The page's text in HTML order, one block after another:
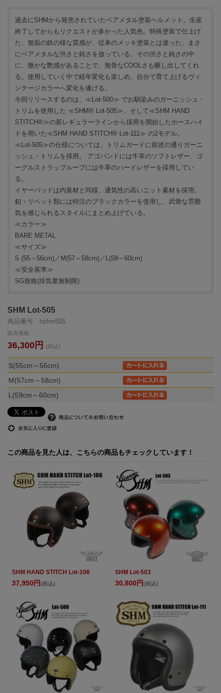
過去にSHMから発売されていたベアメタル塗装ヘルメット。生産
終了してからもリクエストが多かった人気色。特殊塗装で仕上げ
た、無垢の鉄の様な質感が、従来のメッキ塗装とは違った、まさ
にベアメタルな渋さと鈍さを放っている。その渋さと鈍さの中
に、微かな艶感があることで、無骨なCOOLさも醸し出してくれ
る。使用していく中で経年変化も楽しめ、自分で育て上げるヴィ
ンテージカラーへ変化を遂げる。
今回リリースするのは、≪Lot-500≫ でお馴染みのガーニッシュ・
トリムを使用した ≪SHM® Lot-505≫、そして≪SHM HAND
STITCH®≫の新レギュラーラインから採用を開始したホースハイ
ドを用いた≪SHM HAND STITCH® Lot-111≫ の2モデル。
≪Lot-505≫の仕様については、トリムガードに前述の通りガーニ
ッシュ・トリムを採用。 アゴバンドには牛革のソフトレザー、ゴ
ーグルストラップループには牛革のハードレザーを採用してい
る。
イヤーパッドは内装材と同様、通気性の高いニット素材を採用。
釦・リベット類には特注のブラックカラーを使用し、武骨な雰囲
気を感じられるスタイルにまとめ上げている。
≪カラー≫
BARE METAL
≪サイズ≫
S (55～56cm)／M(57～58cm)／L(59～60cm)
≪安全基準≫
SG規格(排気量無制限)
SHM Lot-505
商品番号 hshm505
販売価格
36,300円 (税込)
S(55cm～56cm)
M(57cm～58cm)
L(59cm～60cm)
この商品を見た人は、こちらの商品もチェックしています！
SHM HAND STITCH Lot-106
37,950円(税込)
SHM Lot-503
30,800円(税込)